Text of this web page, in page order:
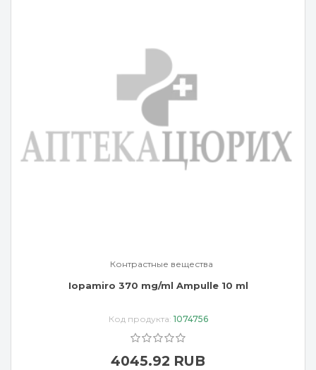
Контрастные вещества
Iopamiro 370 mg/ml Ampulle 10 ml
Код продукта: 1074756
4045.92 RUB